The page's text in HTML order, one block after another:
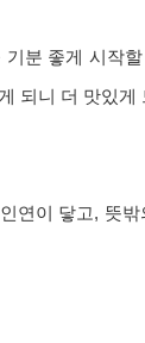
기분 좋게 시작
되니 더 맛있
연이 닿고, 뜻